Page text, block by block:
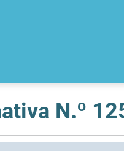
N.º